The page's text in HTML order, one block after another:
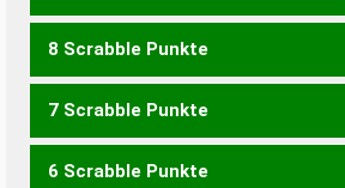
ERZIEH
8 Scrabble Punkte
HERZE IHRZE ZEHRE
7 Scrabble Punkte
HERZ IHRZ ZEHE ZEHR
6 Scrabble Punkte